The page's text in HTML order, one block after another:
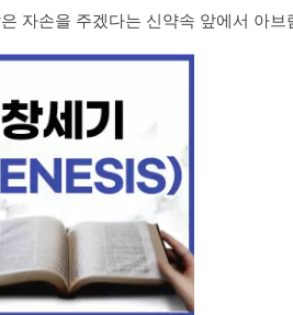
자손을 주겠다는 신약속 앞에서 아